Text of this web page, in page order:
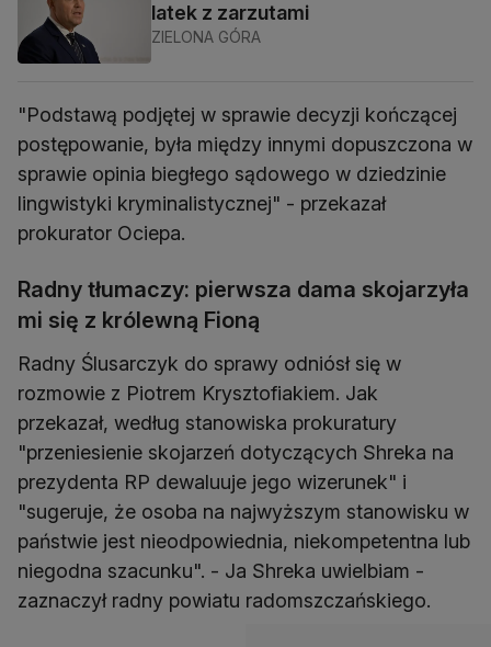
latek z zarzutami
ZIELONA GÓRA
"Podstawą podjętej w sprawie decyzji kończącej
postępowanie, była między innymi dopuszczona w
sprawie opinia biegłego sądowego w dziedzinie
lingwistyki kryminalistycznej" - przekazał
prokurator Ociepa.
Radny tłumaczy: pierwsza dama skojarzyła
mi się z królewną Fioną
Radny Ślusarczyk do sprawy odniósł się w
rozmowie z Piotrem Krysztofiakiem. Jak
przekazał, według stanowiska prokuratury
"przeniesienie skojarzeń dotyczących Shreka na
prezydenta RP dewaluuje jego wizerunek" i
"sugeruje, że osoba na najwyższym stanowisku w
państwie jest nieodpowiednia, niekompetentna lub
niegodna szacunku". - Ja Shreka uwielbiam -
zaznaczył radny powiatu radomszczańskiego.